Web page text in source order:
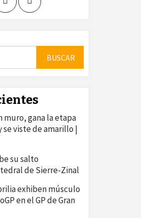
muro, gana la etapa
se viste de amarillo |
su salto
de Sierre-Zinal
exhiben músculo
en el GP de Gran